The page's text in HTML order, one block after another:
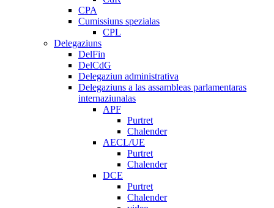
CPA
Cumissiuns spezialas
CPL
Delegaziuns
DelFin
DelCdG
Delegaziun administrativa
Delegaziuns a las assambleas parlamentaras
internaziunalas
APF
Purtret
Chalender
AECL/UE
Purtret
Chalender
DCE
Purtret
Chalender